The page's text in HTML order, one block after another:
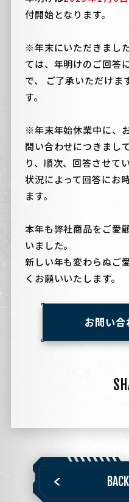
付開始となります。
※年末にいただきまし
ては、年明けのご回答
で、 ご了承いただけま
す。
※年末年始休業中に、
問い合わせにつきまし
り、順次、回答させて
状況によって回答にお
ます。
本年も弊社商品をご愛
いました。
新しい年も変わらぬご
くお願いいたします。
お問い